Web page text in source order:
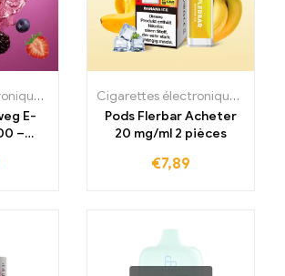
Cigarettes électroniques jetables ,Cigarettes électroniques
E-
–
Cigarettes électroniques jetables Irlande
Pods Flerbar Acheter
20 mg/ml 2 pièces
€7,89